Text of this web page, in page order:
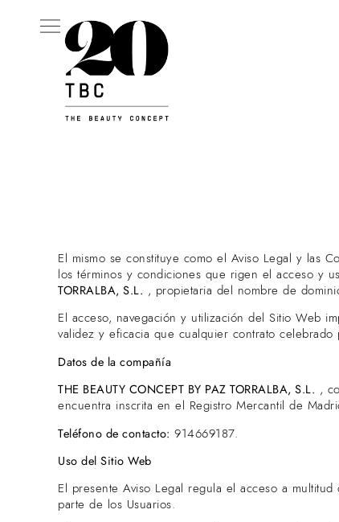
Aviso Legal
El mismo se constituye como el Aviso Legal y las
los términos y condiciones que rigen el acceso y
TORRALBA, S.L. , propietaria del nombre de
El acceso, navegación y utilización del Sitio Web
validez y eficacia que cualquier contrato
Datos de la compañía
THE BEAUTY CONCEPT BY PAZ TORRALBA, S.L. ,
encuentra inscrita en el Registro Mercantil de
Teléfono de contacto: 914669187.
Uso del Sitio Web
El presente Aviso Legal regula el acceso a
parte de los Usuarios.